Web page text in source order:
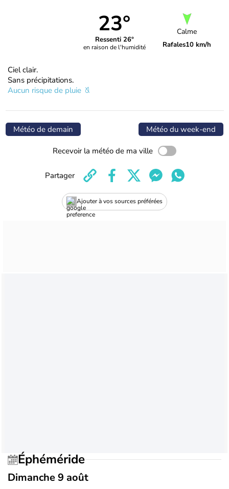
23°
Ressenti 26°
en raison de l'humidité
Calme
Rafales10 km/h
Ciel clair.
Sans précipitations.
Aucun risque de pluie
Météo de demain Météo du week-end
Recevoir la météo de ma ville
Ajouter à vos sources préférées
Partager
Éphéméride
Dimanche 9 août